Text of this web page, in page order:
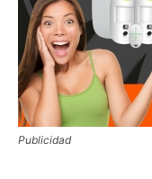
Publicidad